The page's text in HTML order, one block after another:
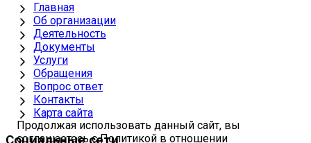
Главная
Об организации
Деятельность
Документы
Услуги
Обращения
Вопрос ответ
Контакты
Карта сайта
Продолжая использовать данный сайт, вы
соглашаетесь с Политикой в отношении